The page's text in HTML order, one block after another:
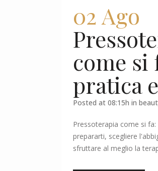
02 Ago
come si
pratica
Posted at 08:15h in
Pressoterapia come si
prepararti, scegliere
sfruttare al meglio la